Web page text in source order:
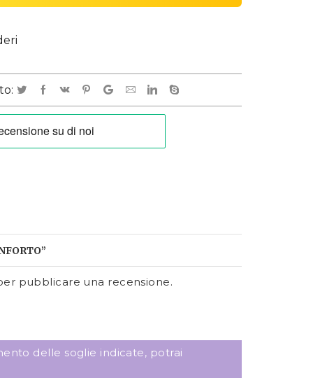
pubblicare una recensione.
delle soglie indicate, potrai